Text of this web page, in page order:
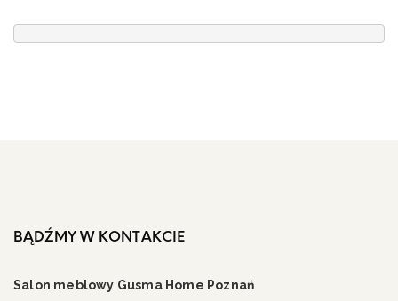
BĄDŹMY W KONTAKCIE
Salon meblowy Gusma Home Poznań